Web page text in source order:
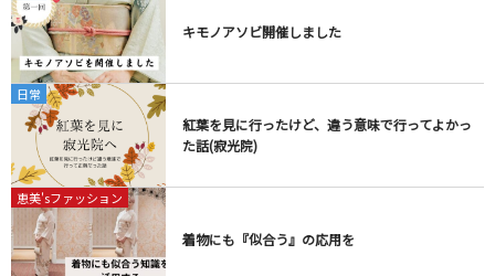
キモノアソビ開催しました
日常
紅葉を見に行ったけど、違う意味で行ってよかっ
た話(寂光院)
恵美'sファッション
着物にも『似合う』の応用を